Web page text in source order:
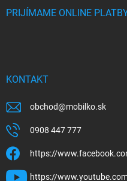
PRIJÍMAME ONLINE
KONTAKT
obchod@mobilko.sk
0908 447 777
https://
https://